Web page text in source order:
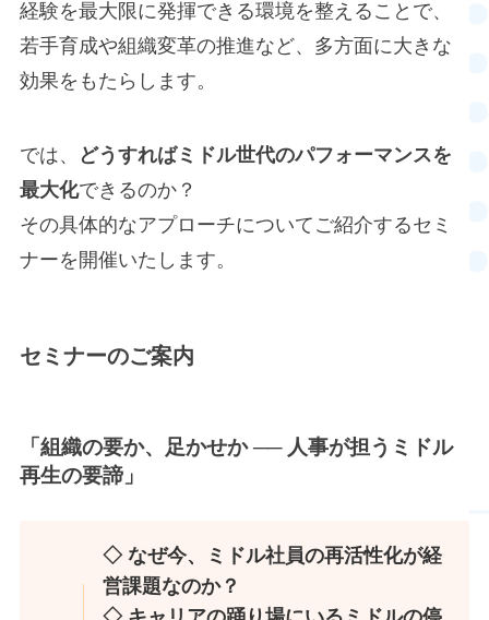
経験を最大限に発揮できる環境を整えることで、
若手育成や組織変革の推進など、多方面に大きな
効果をもたらします。
では、
どうすればミドル世代のパフォーマンスを
最大化できるのか？
その具体的なアプローチについてご紹介するセミ
ナーを開催いたします。
セミナーのご案内
「組織の要か、足かせか ── 人事が担うミドル
再生の要諦」
◇ なぜ今、ミドル社員の再活性化が経
営課題なのか？